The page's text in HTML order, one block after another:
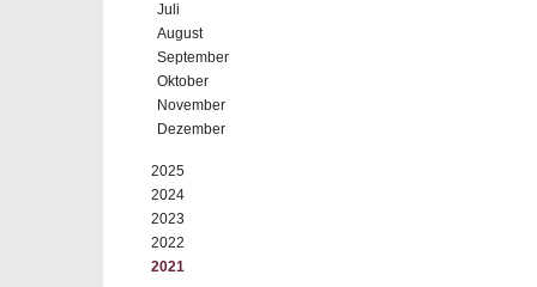
Juli
August
September
Oktober
November
Dezember
2025
2024
2023
2022
2021